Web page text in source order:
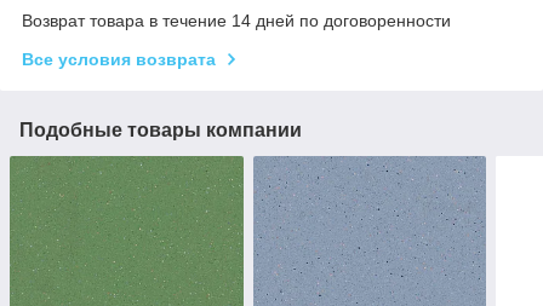
Возврат товара в течение 14 дней по договоренности
Все условия возврата
Подобные товары компании